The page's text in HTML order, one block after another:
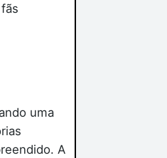
uma
A